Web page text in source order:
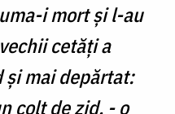
i mort și l-au
cetăți a
și mai depărtat:
colț de zid, - o